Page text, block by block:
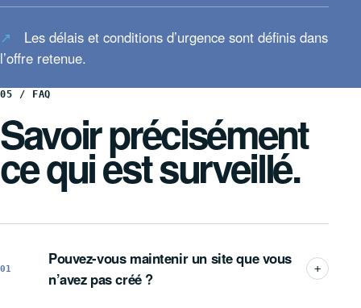
Les délais et conditions d’urgence sont définis dans
l’offre retenue.
05 / FAQ
Savoir précisément
ce qui est surveillé.
01
Pouvez-vous maintenir un site que vous
n’avez pas créé ?